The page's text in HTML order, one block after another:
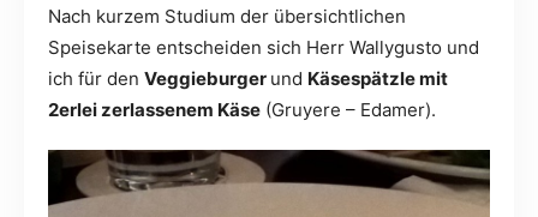
Nach kurzem Studium der übersichtlichen
Speisekarte entscheiden sich Herr Wallygusto und
ich für den Veggieburger und Käsespätzle mit
2erlei zerlassenem Käse (Gruyere – Edamer).